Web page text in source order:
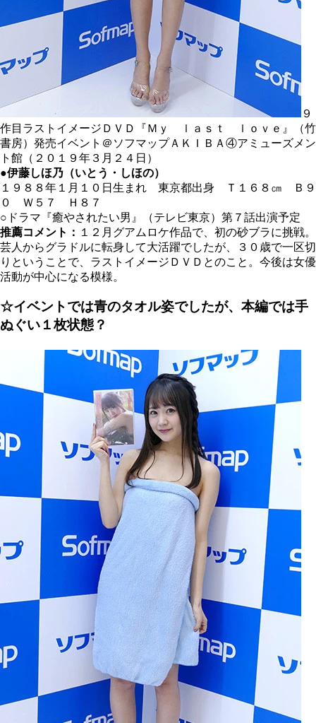
９
作目ラストイメージＤＶＤ『Ｍｙ ｌａｓｔ ｌｏｖｅ』（竹
書房）発売イベント＠ソフマップＡＫＩＢＡ④アミューズメン
ト館（２０１９年３月２４日）
●伊藤しほ乃（いとう・しほの）
１９８８年１月１０日生まれ 東京都出身 Ｔ１６８ ㎝ Ｂ９
０ Ｗ５７ Ｈ８７
○ドラマ『癒やされたい男』（テレビ東京）第７話出演予定
推薦コメント： １２月グアムロケ作品で、初の砂ブラに挑戦。
芸人からグラドルに転身して大活躍でしたが、３０歳で一区切
りということで、ラストイメージＤＶＤとのこと。今後は女優
活動が中心になる模様。
☆イベントでは青のタオル姿でしたが、本編では手
ぬぐい１枚状態？